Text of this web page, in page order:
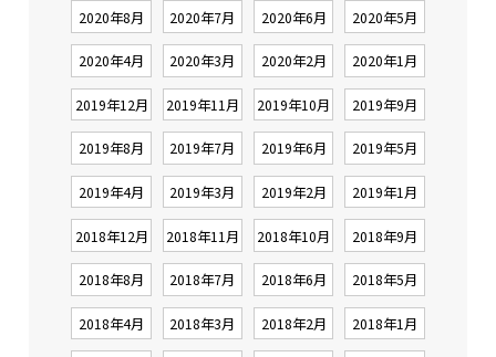
2020年8月 2020年7月 2020年6月 2020年5月
2020年4月 2020年3月 2020年2月 2020年1月
2019年12月 2019年11月 2019年10月 2019年9月
2019年8月 2019年7月 2019年6月 2019年5月
2019年4月 2019年3月 2019年2月 2019年1月
2018年12月 2018年11月 2018年10月 2018年9月
2018年8月 2018年7月 2018年6月 2018年5月
2018年4月 2018年3月 2018年2月 2018年1月